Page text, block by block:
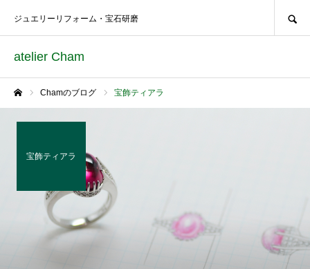
atelier Cham
ジュエリーリフォーム・宝石研磨
Chamのブログ 宝飾ティアラ
宝飾ティアラ